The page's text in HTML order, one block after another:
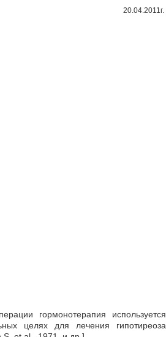
20.04.2011г.
гормонотерапия используется
целях для лечения гипотиреоза